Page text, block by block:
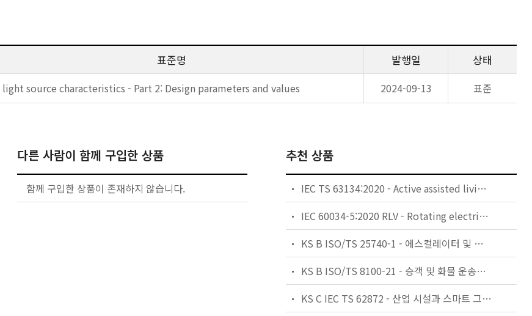
표준명 발행일 상태
light source characteristics - Part 2: Design parameters and values 2024-09-13 표준
다른 사람이 함께 구입한 상품
함께 구입한 상품이 존재하지 않습니다.
추천 상품
IEC TS 63134:2020 - Active assisted living (AAL) use cases
IEC 60034-5:2020 RLV - Rotating electrical machines - Part 5: Degrees of protection provided by the integral design of rotating electrical machines (IP code) - Classification
KS B ISO/TS 25740-1 - 에스컬레이터 및 무빙워크에 대한 안전요건 — 제1부: 세계공통 필수 안전요건(GESRs)
KS B ISO/TS 8100-21 - 승객 및 화물 운송용 엘리베이터 —제21부: 세계공통 필수안전요건(GESRs)을 충족하는 세계공통 안전 파라미터(GSPs)
KS C IEC TS 62872 - 산업 시설과 스마트 그리드 사이의 산업 공정 측정, 제어 및 자동화 시스템 인터페이스